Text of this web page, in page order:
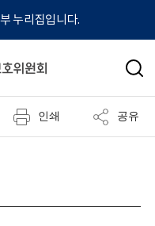
누리집입니다.
검
인쇄 공유